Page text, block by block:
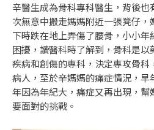
辛醫生成為骨科專科醫生，背後
次無意中搬走媽媽附近一張凳仔
下時跌在地上弄傷了腰骨，小小
困擾，讀醫科時了解到，骨科是
疾病和創傷的專科，決定專攻骨
病人，至於辛媽媽的痛症情況，
年因為年紀大，痛症又再出現，
要面對的挑戰。